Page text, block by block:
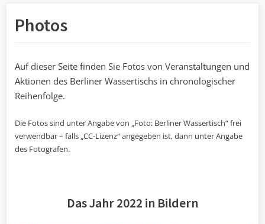
Photos
Auf dieser Seite finden Sie Fotos von Veranstaltungen und
Aktionen des Berliner Wassertischs in chronologischer
Reihenfolge.
Die Fotos sind unter Angabe von „Foto: Berliner Wassertisch“ frei
verwendbar – falls „CC-Lizenz“ angegeben ist, dann unter Angabe
des Fotografen.
Das Jahr 2022 in Bildern